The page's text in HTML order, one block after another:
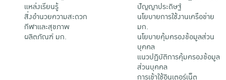
แหล่งเรียนรู้
สิ่งอำนวยความสะดวก
กีฬาและสุขภาพ
ผลิตภัณฑ์ มก.
ปัญญาประดิษฐ์
นโยบายการใช้งานเครือข่าย
มก.
นโยบายคุ้มครองข้อมูลส่วน
บุคคล
แนวปฏิบัติการคุ้มครองข้อมูล
ส่วนบุคคล
การเข้าใช้อินเตอร์เน็ต